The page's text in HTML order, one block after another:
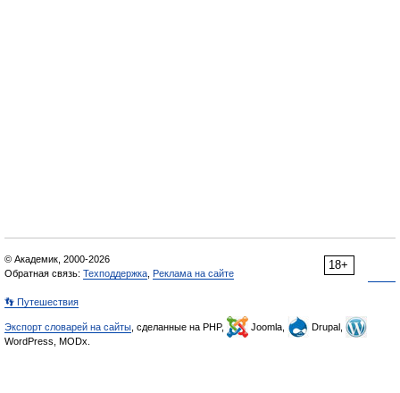
18+
© Академик, 2000-2026
Обратная связь: Техподдержка Реклама на сайте
👣 Путешествия
Экспорт словарей на сайты , сделанные на PHP, Joomla,
Drupal,
WordPress, MODx.